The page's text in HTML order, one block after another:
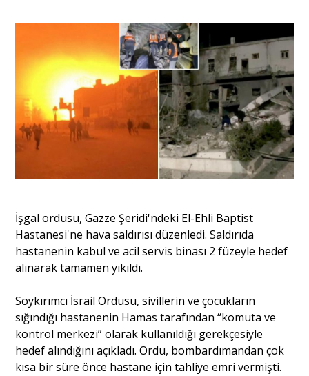
Kültür - Sanat
Ekonomi
Dünya
Söyleşi
Yazı Dizisi
Portre
Yazarlar
İşgal ordusu, Gazze Şeridi'ndeki El-Ehli Baptist
Hastanesi'ne hava saldırısı düzenledi. Saldırıda
hastanenin kabul ve acil servis binası 2 füzeyle hedef
alınarak tamamen yıkıldı.
Soykırımcı İsrail Ordusu, sivillerin ve çocukların
sığındığı hastanenin Hamas tarafından “komuta ve
kontrol merkezi” olarak kullanıldığı gerekçesiyle
hedef alındığını açıkladı. Ordu, bombardımandan çok
kısa bir süre önce hastane için tahliye emri vermişti.